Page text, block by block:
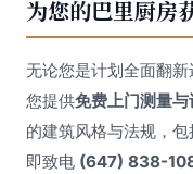
为您的巴里厨房
无论您是计划全面翻
您提供免费上门测量
的建筑风格与法规，
即致电 (647) 838-